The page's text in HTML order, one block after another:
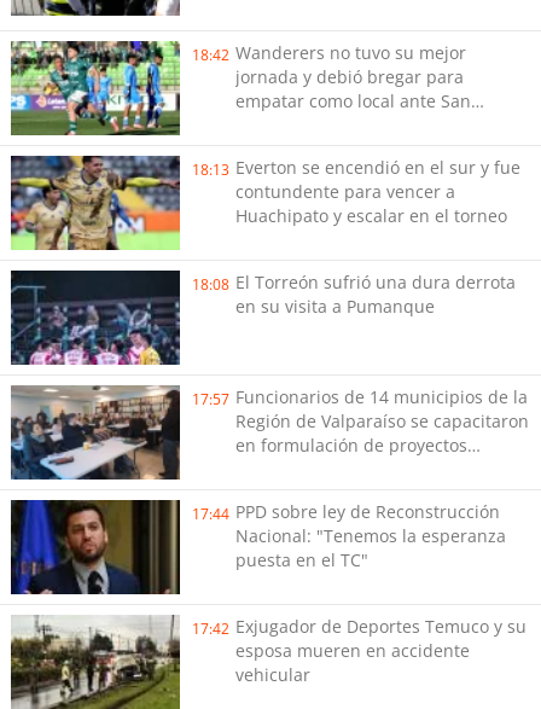
18:42 Wanderers no tuvo su mejor
jornada y debió bregar para
empatar como local ante San
18:13 Everton se encendió en el sur y fue
contundente para vencer a
Huachipato y escalar en el torneo
18:08 El Torreón sufrió una dura derrota
en su visita a Pumanque
17:57 Funcionarios de 14 municipios de la
Región de Valparaíso se capacitaron
en formulación de proyectos
17:44 PPD sobre ley de Reconstrucción
Nacional: "Tenemos la esperanza
puesta en el TC"
17:42 Exjugador de Deportes Temuco y su
esposa mueren en accidente
vehicular